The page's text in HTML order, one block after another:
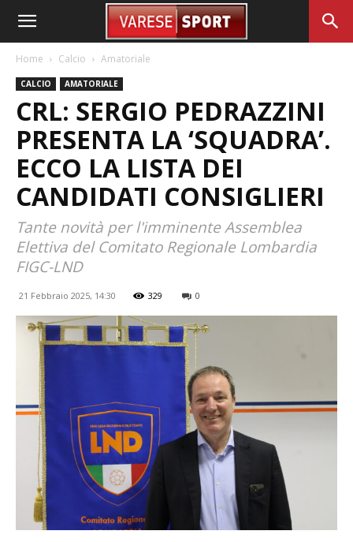
Home Calcio Amatoriale
CALCIO AMATORIALE
CRL: SERGIO PEDRAZZINI
PRESENTA LA ‘SQUADRA’.
ECCO LA LISTA DEI
CANDIDATI CONSIGLIERI
Tante novità per l'imminente Assemblea
Elettiva del Comitato Regionale Lombardia
FIGC-LND
21 Febbraio 2025, 14:30 329 0